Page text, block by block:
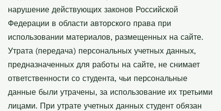
нарушение действующих законов Российской
Федерации в области авторского права при
использовании материалов, размещенных на сайте.
Утрата (передача) персональных учетных данных,
предназначенных для работы на сайте, не снимает
ответственности со студента, чьи персональные
данные были утрачены, за использование их третьими
лицами. При утрате учетных данных студент обязан